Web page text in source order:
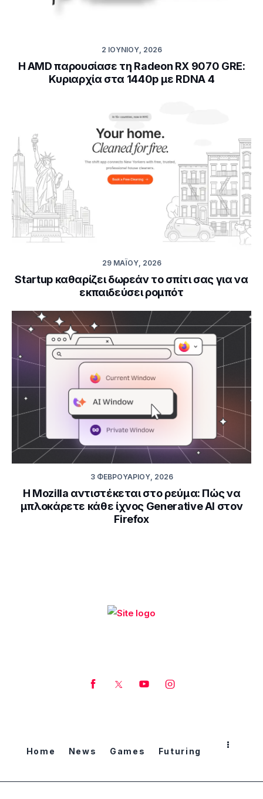
2 ΙΟΥΝΊΟΥ, 2026
Η AMD παρουσίασε τη Radeon RX 9070 GRE:
Κυριαρχία στα 1440p με RDNA 4
29 ΜΑΪ́ΟΥ, 2026
Startup καθαρίζει δωρεάν το σπίτι σας για να
εκπαιδεύσει ρομπότ
3 ΦΕΒΡΟΥΑΡΊΟΥ, 2026
Η Mozilla αντιστέκεται στο ρεύμα: Πώς να
μπλοκάρετε κάθε ίχνος Generative AI στον
Firefox
Home News Games Futuring